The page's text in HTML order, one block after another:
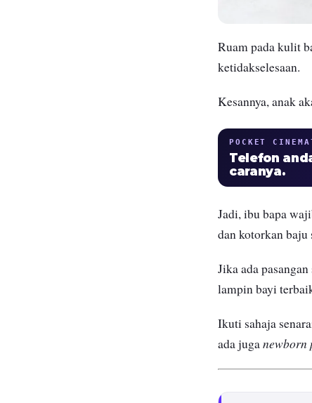
Ruam pada kulit
ketidakselesaan.
Kesannya, anak
POCKET
Telefon
caranya.
Jadi, ibu bapa
dan kotorkan baju
Jika ada
lampin bayi
Ikuti sahaja
ada juganewborn